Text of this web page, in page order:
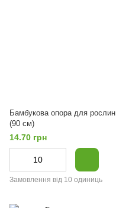
Бамбукова опора для рослин
(90 см)
14.70 грн
Замовлення від 10 одиниць